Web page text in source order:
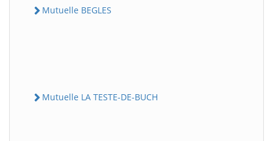
Mutuelle BEGLES
Mutuelle LA TESTE-DE-BUCH